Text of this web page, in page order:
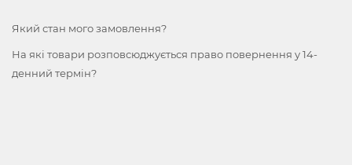
Який стан мого замовлення?
На які товари розповсюджується право повернення у 14-
денний термін?